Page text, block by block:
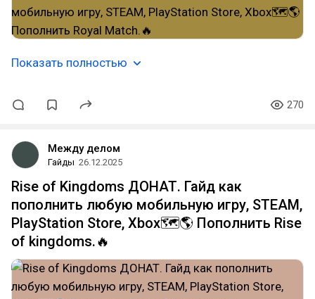
Показать полностью
270
Между делом
Гайды 26.12.2025
Rise of Kingdoms ДОНАТ. Гайд как
пополнить любую мобильную игру, STEAM,
PlayStation Store, Xbox🗺️🌎 Пополнить Rise
of kingdoms.🔥